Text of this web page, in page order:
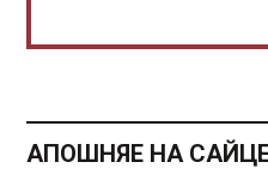
АПОШНЯЕ НА